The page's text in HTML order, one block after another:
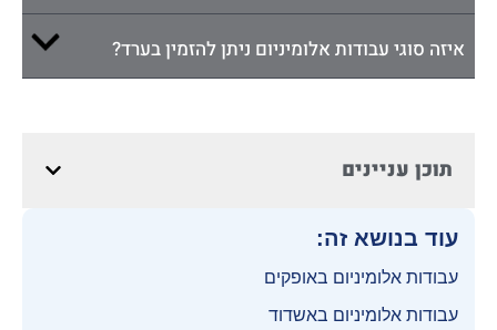
תוכן עניינים
עוד בנושא זה:
עבודות אלומיניום באופקים
עבודות אלומיניום באשדוד
איזה סוגי עבודות אלומיניום ניתן להזמין בערד?